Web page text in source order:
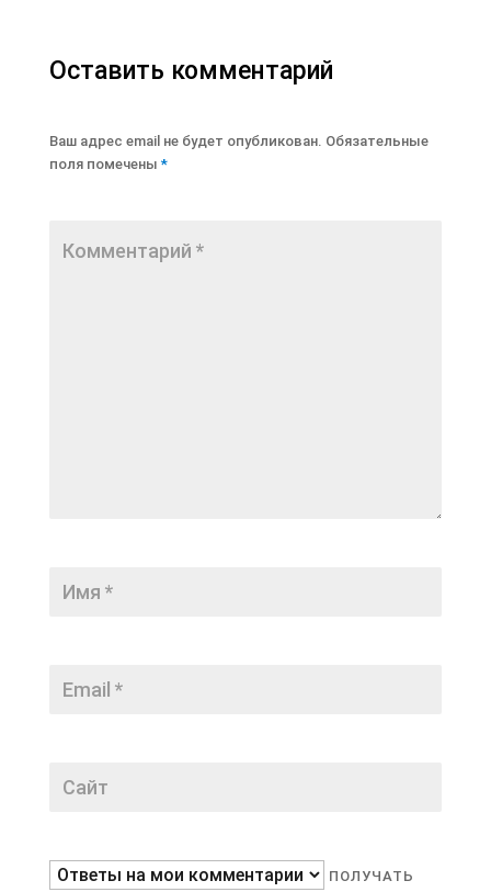
Оставить комментарий
Ваш адрес email не будет опубликован. Обязательные
поля помечены *
ПОЛУЧАТЬ